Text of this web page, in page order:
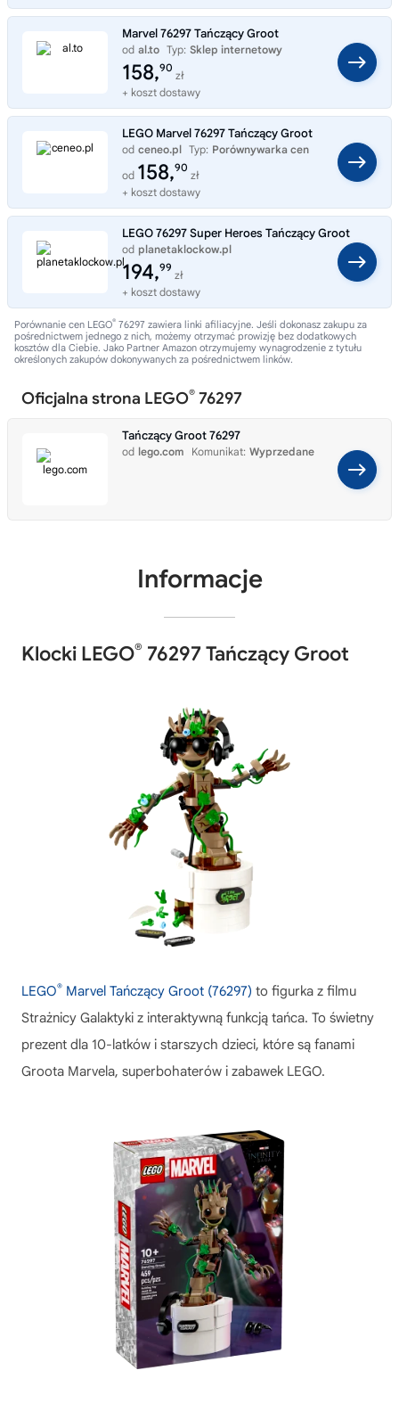
Marvel 76297 Tańczący Groot
od al.to Typ: Sklep internetowy
158,90
zł
+ koszt dostawy
LEGO Marvel 76297 Tańczący Groot
od ceneo.pl Typ: Porównywarka cen
od 158,90
zł
+ koszt dostawy
LEGO 76297 Super Heroes Tańczący Groot
od planetaklockow.pl
Typ: Sklep internetowy
194,99
zł
+ koszt dostawy
Porównanie cen LEGO® 76297 zawiera linki afiliacyjne. Jeśli dokonasz zakupu za
pośrednictwem jednego z nich, możemy otrzymać prowizję bez dodatkowych
kosztów dla Ciebie. Jako Partner Amazon otrzymujemy wynagrodzenie z tytułu
określonych zakupów dokonywanych za pośrednictwem linków.
Oficjalna strona LEGO® 76297
Tańczący Groot 76297
od lego.com Komunikat: Wyprzedane
Informacje
Klocki LEGO® 76297 Tańczący Groot
LEGO® Marvel Tańczący Groot (76297) to figurka z filmu
Strażnicy Galaktyki z interaktywną funkcją tańca. To świetny
prezent dla 10-latków i starszych dzieci, które są fanami
Groota Marvela, superbohaterów i zabawek LEGO.